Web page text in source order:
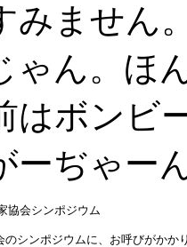
みません
ゃん。ほ
はボンビ
ーぢゃーん
会シンポジウム
シンポジウムに、お呼びがかか